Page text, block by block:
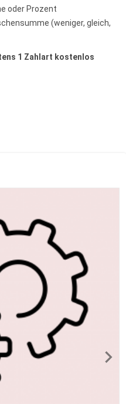
oder Prozent
(weniger, gleich,
1 Zahlart kostenlos